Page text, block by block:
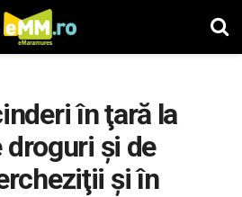
în ţară la
și de
şi în